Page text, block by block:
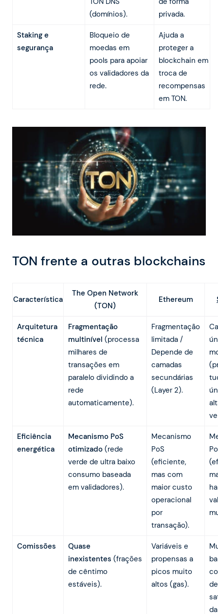
(domínios).
privada.
Staking e
segurança
Bloqueio de
moedas em
pools para apoiar
os validadores da
rede.
Ajuda a
proteger a
blockchain em
troca de
recompensas
em TON.
TON frente a outras blockchains
Característica
The Open Network
(TON)
Ethereum
Arquitetura
técnica
Fragmentação
multinível (processa
milhares de
transações em
paralelo dividindo a
rede
automaticamente).
Fragmentação
limitada /
Depende de
camadas
secundárias
(Layer 2).
Eficiência
energética
Mecanismo PoS
otimizado(rede
verde de ultra baixo
consumo baseada
em validadores).
Mecanismo
PoS
(eficiente,
mas com
maior custo
operacional
por
transação).
Comissões
Quase
inexistentes (frações
de cêntimo
estáveis).
Variáveis e
propensas a
picos muito
altos (gas).
de